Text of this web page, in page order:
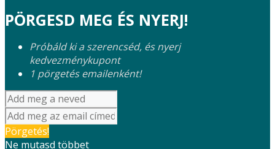
PÖRGESD MEG ÉS NYERJ!
Próbáld ki a szerencséd, és nyerj
kedvezménykupont
1 pörgetés emailenként!
Pörgetés!
Ne mutasd többet